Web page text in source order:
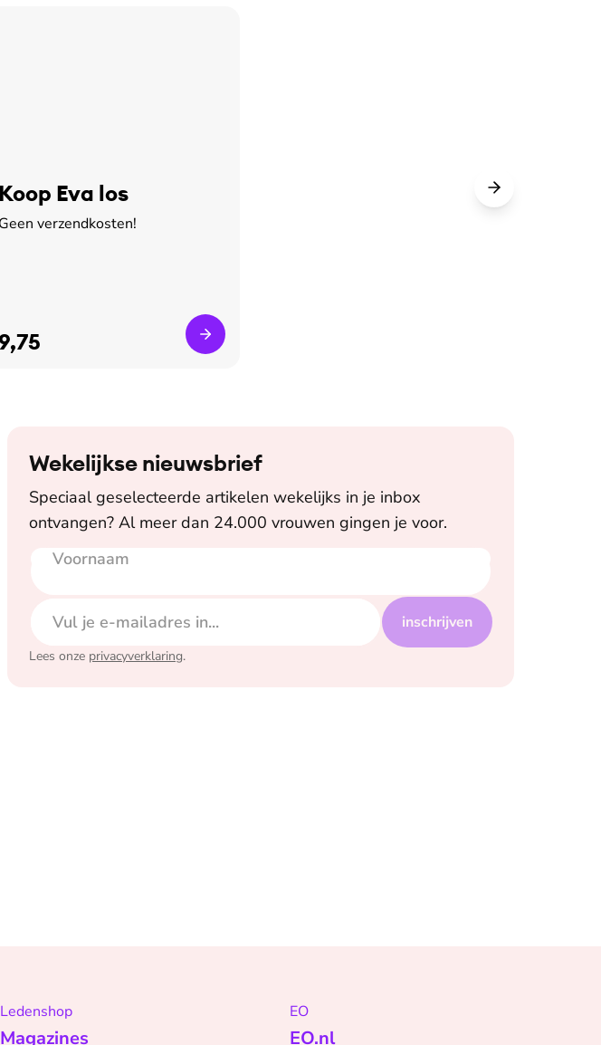
Koop Eva los
Geen verzendkosten!
9,75
Wekelijkse nieuwsbrief
Speciaal geselecteerde artikelen wekelijks in je inbox
ontvangen? Al meer dan 24.000 vrouwen gingen je voor.
Voornaam
E-mailadres
inschrijven
Lees onze privacyverklaring.
Ledenshop
Magazines
EO
EO.nl